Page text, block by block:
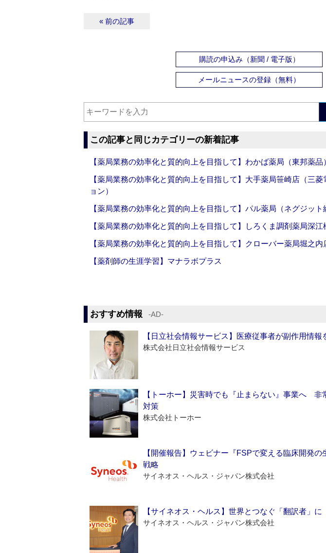
« 前の記事
購読の申込み（新聞 / 電子版）
メールニュースの登録（無料）
この記事と同じカテゴリーの新着記事
【薬局業務の効率化と質的向上を目指して】わかば薬局（東邦薬品
【薬局業務の効率化と質的向上を目指して】大手薬局笹崎店（三
ョン）
【薬局業務の効率化と質的向上を目指して】パル薬局（ネグジット
【薬局業務の効率化と質的向上を目指して】しろくま調剤薬局深江
【薬局業務の効率化と質的向上を目指して】クローバー薬局堀之内
【薬剤師の生涯学習】マナラボプラス
おすすめ情報 ‐AD‐
【日立社会情報サービス】医療従事者が副作用情報
株式会社日立社会情報サービス
【トーホー】災害時でも『止まらない』事業へ 非
対策
株式会社トーホー
【開催報告】ウェビナー『FSPで変える臨床開発
戦略
サイネオス・ヘルス・ジャパン株式会社
【サイネオス・ヘルス】世界とつなぐ「翻訳者」
サイネオス・ヘルス・ジャパン株式会社